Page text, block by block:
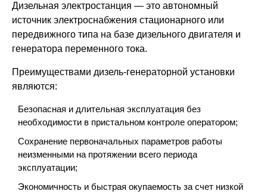
Дизельная электростанция — это автономный
источник электроснабжения стационарного или
передвижного типа на базе дизельного двигателя и
генератора переменного тока.
Преимуществами дизель-генераторной установки
являются:
Безопасная и длительная эксплуатация без
необходимости в пристальном контроле оператором;
Сохранение первоначальных параметров работы
неизменными на протяжении всего периода
эксплуатации;
Экономичность и быстрая окупаемость за счет низкой